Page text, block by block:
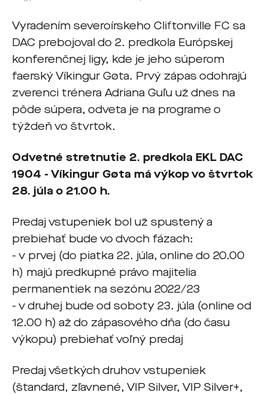
Vyradením severoírskeho Cliftonville FC sa
DAC prebojoval do 2. predkola Európskej
konferenčnej ligy, kde je jeho súperom
faerský Víkingur Gøta. Prvý zápas odohrajú
zverenci trénera Adriana Guľu už dnes na
pôde súpera, odveta je na programe o
týždeň vo štvrtok.
Odvetné stretnutie 2. predkola EKL DAC
1904 - Víkingur Gøta má výkop vo štvrtok
28. júla o 21.00 h.
Predaj vstupeniek bol už spustený a
prebiehať bude vo dvoch fázach:
- v prvej (do piatka 22. júla, online do 20.00
h) majú predkupné právo majitelia
permanentiek na sezónu 2022/23
- v druhej bude od soboty 23. júla (online od
12.00 h) až do zápasového dňa (do času
výkopu) prebiehať voľný predaj
Predaj všetkých druhov vstupeniek
(štandard, zľavnené, VIP Silver, VIP Silver+,